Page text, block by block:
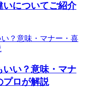
いについてご紹介
いい？意味・マナ
プロが解説